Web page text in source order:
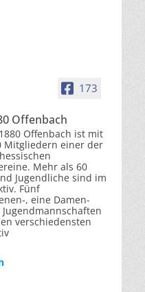
173
Offenbach
Offenbach ist mit
Mitgliedern einer der
Mehr als 60
Jugendliche sind im
Fünf
, eine Damen-
verschiedensten